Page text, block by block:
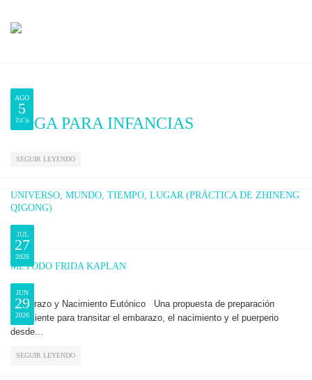
Formación
AGO
5
2026
YOGA PARA INFANCIAS
SEGUIR LEYENDO
UNIVERSO, MUNDO, TIEMPO, LUGAR (PRÁCTICA DE ZHINENG
QIGONG)
JUL
27
2026
MÉTODO FRIDA KAPLAN
JUN
29
2026
Embarazo y Nacimiento Eutónico Una propuesta de preparación
consciente para transitar el embarazo, el nacimiento y el puerperio
desde...
SEGUIR LEYENDO